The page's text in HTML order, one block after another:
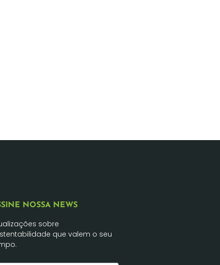
NOSSA NEWS
sobre
que valem o seu